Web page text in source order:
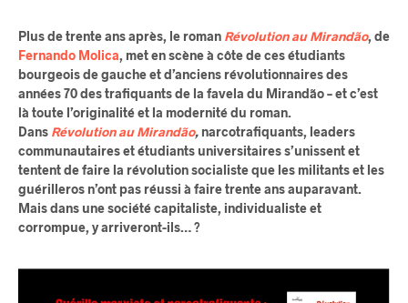
Plus de trente ans après, le roman Révolution au Mirandão, de
Fernando Molica, met en scène à côte de ces étudiants
bourgeois de gauche et d’anciens révolutionnaires des
années 70 des trafiquants de la favela du Mirandão – et c’est
là toute l’originalité et la modernité du roman.
Dans Révolution au Mirandão, narcotrafiquants, leaders
communautaires et étudiants universitaires s’unissent et
tentent de faire la révolution socialiste que les militants et les
guérilleros n’ont pas réussi à faire trente ans auparavant.
Mais dans une société capitaliste, individualiste et
corrompue, y arriveront-ils… ?